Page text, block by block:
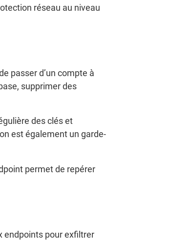
réseau au niveau
passer d’un compte à
supprimer des
des clés et
est également un garde-
permet de repérer
endpoints pour exfiltrer